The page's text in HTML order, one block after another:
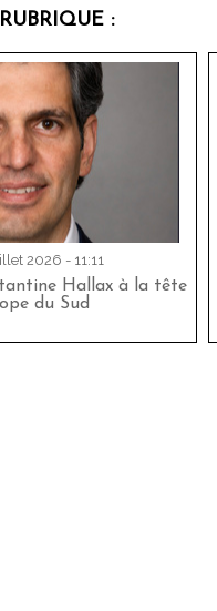
:
2026 - 11:11
Hallax à la tête
du Sud